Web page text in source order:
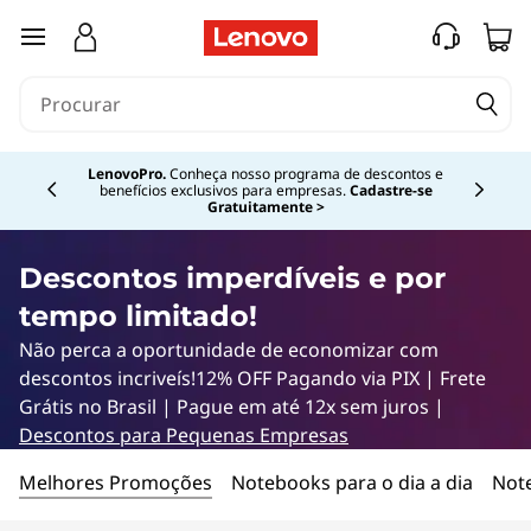
C
u
a
d
o
saltar para o conteúdo principal
LenovoPro.Conheça nosso programa de descontos e
benefícios exclusivos para empresas. Cadastre-se
Gratuitamente >
Currently displaying item 1 of 4
Descontos imperdíveis e por
tempo limitado!
Não perca a oportunidade de economizar com
descontos incriveís!12% OFF Pagando via PIX | Frete
Grátis no Brasil | Pague em até 12x sem juros |
Descontos para Pequenas Empresas
Melhores Promoções
Notebooks para o dia a dia